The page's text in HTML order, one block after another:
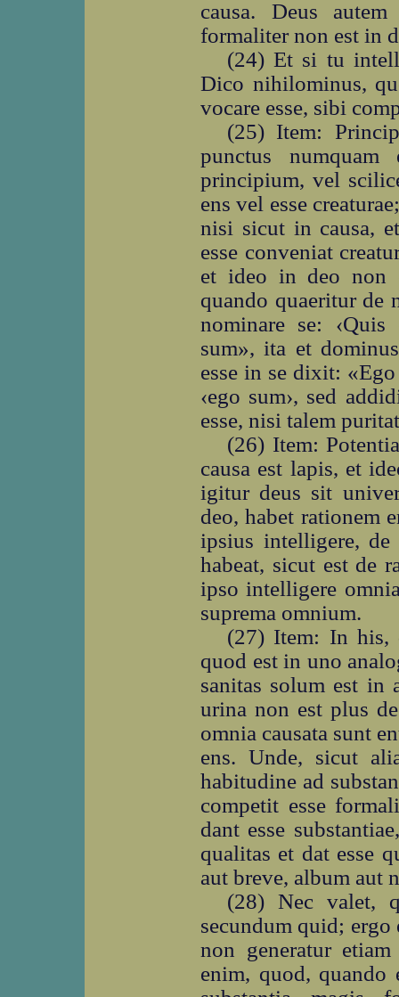
causa. Deus
formaliter non est in
(24) Et si tu
Dico nihilominus,
vocare esse, sibi
(25) Item:
punctus
principium, vel
ens vel esse
nisi sicut in causa,
esse conveniat
et ideo in deo non
quando quaeritur de
nominare se:
sum», ita et
esse in se dixit:
‹ego sum›, sed
esse, nisi talem
(26) Item:
causa est lapis, et
igitur deus sit
deo, habet rationem
ipsius intelligere, de
habeat, sicut est de
ipso intelligere
suprema omnium.
(27) Item: In his,
quod est in uno
sanitas solum est in
urina non est plus
omnia causata sunt
ens. Unde, sicut
habitudine ad
competit esse
dant esse
qualitas et dat esse
aut breve, album aut
(28) Nec valet,
secundum quid;
non generatur
enim, quod, quando